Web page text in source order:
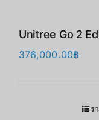
Unitree Go 2
376,000.00฿
ร